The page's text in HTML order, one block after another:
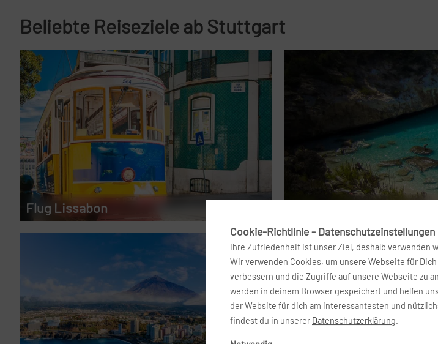
Beliebte Reiseziele ab Stuttgart
Flug Lissabon
Cookie-Richtlinie - Datenschutzeinstellungen
Ihre Zufriedenheit ist unser Ziel, deshalb verwenden
Wir verwenden Cookies, um unsere Webseite für
verbessern und die Zugriffe auf unsere Webseite zu
werden in deinem Browser gespeichert und helfen
der Website für dich am interessantesten und
findest du in unserer Datenschutzerklärung.